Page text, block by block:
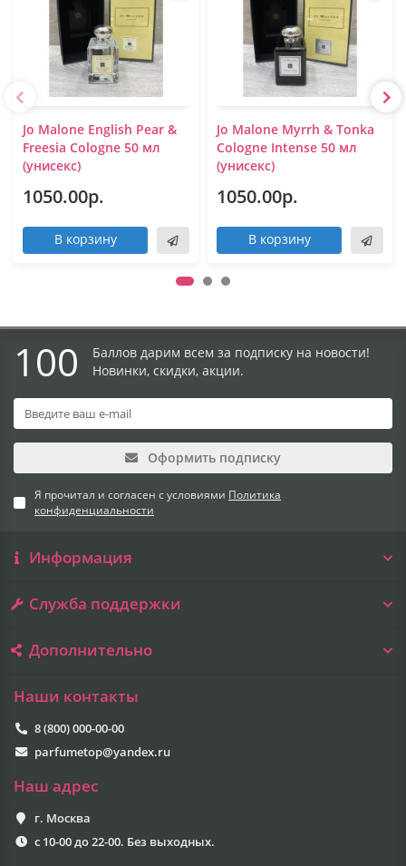
Jo Malone English Pear &
Freesia Cologne 50 мл
(унисекс)
1050.00р.
В корзину
Jo Malone Myrrh & Tonka
Cologne Intense 50 мл
(унисекс)
1050.00р.
В корзину
100
Баллов дарим всем за подписку на новости!
Новинки, скидки, акции.
Оформить подписку
Я прочитал и согласен с условиями Политика
конфиденциальности
Информация
Служба поддержки
Дополнительно
Наши контакты
8 (800) 000-00-00
parfumetop@yandex.ru
Наш адрес
г. Москва
с 10-00 до 22-00. Без выходных.